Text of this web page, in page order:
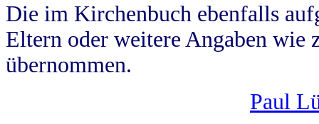
Die im Kirchenbuch ebenfalls
Eltern oder weitere Angaben wie
übernommen.
Paul